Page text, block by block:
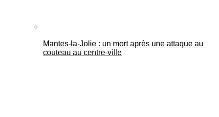
Mantes-la-Jolie : un mort après une attaque au
couteau au centre-ville